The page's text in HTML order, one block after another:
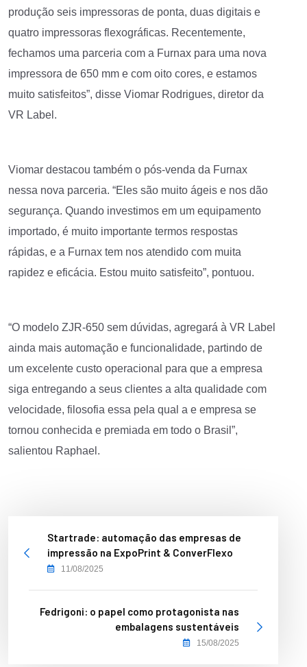
produção seis impressoras de ponta, duas digitais e
quatro impressoras flexográficas. Recentemente,
fechamos uma parceria com a Furnax para uma nova
impressora de 650 mm e com oito cores, e estamos
muito satisfeitos”, disse Viomar Rodrigues, diretor da
VR Label.
Viomar destacou também o pós-venda da Furnax
nessa nova parceria. “Eles são muito ágeis e nos dão
segurança. Quando investimos em um equipamento
importado, é muito importante termos respostas
rápidas, e a Furnax tem nos atendido com muita
rapidez e eficácia. Estou muito satisfeito”, pontuou.
“O modelo ZJR-650 sem dúvidas, agregará à VR Label
ainda mais automação e funcionalidade, partindo de
um excelente custo operacional para que a empresa
siga entregando a seus clientes a alta qualidade com
velocidade, filosofia essa pela qual a e empresa se
tornou conhecida e premiada em todo o Brasil”,
salientou Raphael.
Startrade: automação das empresas de
impressão na ExpoPrint & ConverFlexo
11/08/2025
Fedrigoni: o papel como protagonista nas
embalagens sustentáveis
15/08/2025